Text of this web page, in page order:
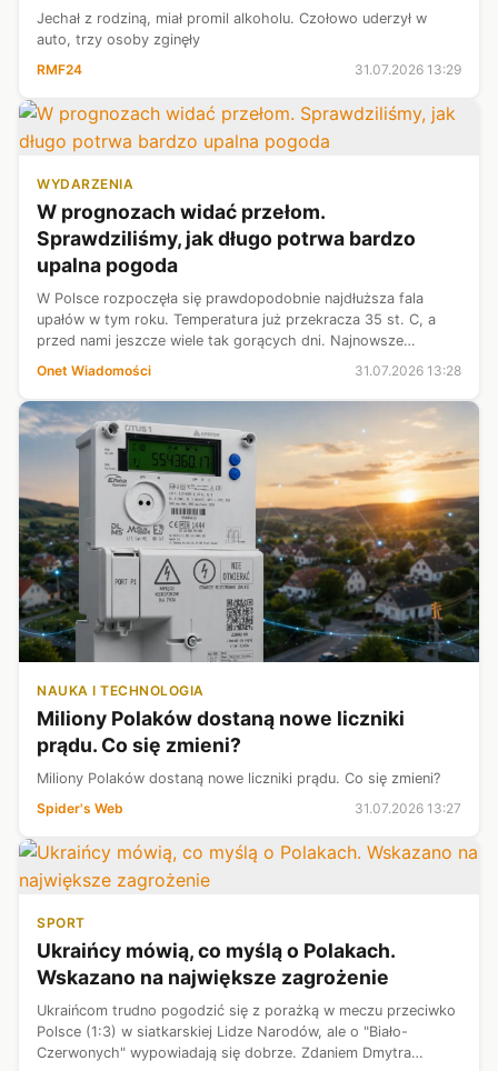
Jechał z rodziną, miał promil alkoholu. Czołowo uderzył w
auto, trzy osoby zginęły
RMF24
31.07.2026 13:29
WYDARZENIA
W prognozach widać przełom.
Sprawdziliśmy, jak długo potrwa bardzo
upalna pogoda
W Polsce rozpoczęła się prawdopodobnie najdłuższa fala
upałów w tym roku. Temperatura już przekracza 35 st. C, a
przed nami jeszcze wiele tak gorących dni. Najnowsze
prognozy nie pozostawiają złudzeń — na większe ochłodzenie
Onet Wiadomości 31.07.2026 13:28
NAUKA I TECHNOLOGIA
Miliony Polaków dostaną nowe liczniki
prądu. Co się zmieni?
Miliony Polaków dostaną nowe liczniki prądu. Co się zmieni?
Spider's Web
31.07.2026 13:27
SPORT
Ukraińcy mówią, co myślą o Polakach.
Wskazano na największe zagrożenie
Ukraińcom trudno pogodzić się z porażką w meczu przeciwko
Polsce (1:3) w siatkarskiej Lidze Narodów, ale o "Biało-
Czerwonych" wypowiadają się dobrze. Zdaniem Dmytra